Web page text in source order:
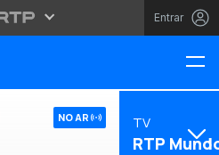
Entrar
NO AR TV
RTP